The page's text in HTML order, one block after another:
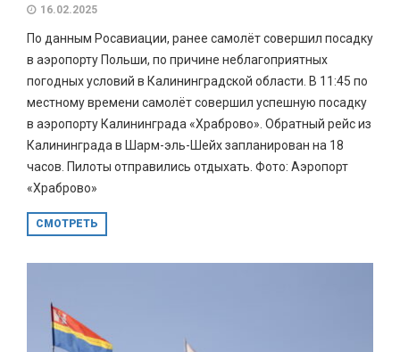
16.02.2025
По данным Росавиации, ранее самолёт совершил посадку
в аэропорту Польши, по причине неблагоприятных
погодных условий в Калининградской области. В 11:45 по
местному времени самолёт совершил успешную посадку
в аэропорту Калининграда «Храброво». Обратный рейс из
Калининграда в Шарм-эль-Шейх запланирован на 18
часов. Пилоты отправились отдыхать. Фото: Аэропорт
«Храброво»
СМОТРЕТЬ